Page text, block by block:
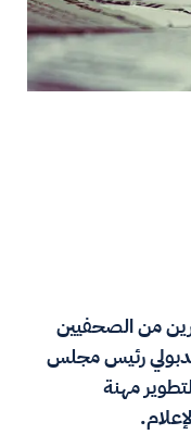
من الصحفيين
رئيس مجلس
لتطوير مهنة